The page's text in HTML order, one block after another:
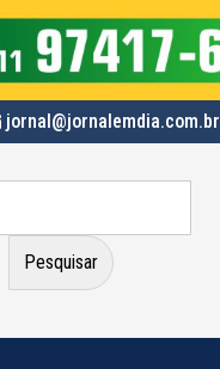
jornal@jornalemdia.com.br